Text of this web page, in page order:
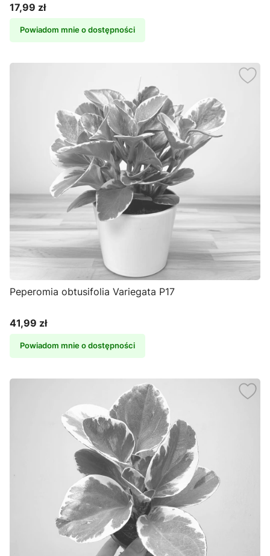
Cena
17,99 zł
Powiadom mnie o dostępności
Peperomia obtusifolia Variegata P17
Cena
41,99 zł
Powiadom mnie o dostępności